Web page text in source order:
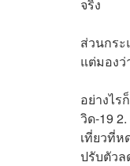
จริง
ส่วนกระ
แต่มอง
อย่างไร
วิด-19
เที่ยวที่ห
ปรับตัวล